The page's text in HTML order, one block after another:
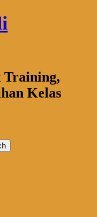
Kelas